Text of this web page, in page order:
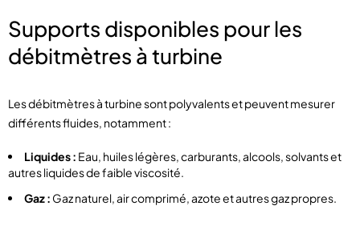
Supports disponibles pour les
débitmètres à turbine
Les débitmètres à turbine sont polyvalents et peuvent mesurer
différents fluides, notamment :
Liquides : Eau, huiles légères, carburants, alcools, solvants et
autres liquides de faible viscosité.
Gaz : Gaz naturel, air comprimé, azote et autres gaz propres.